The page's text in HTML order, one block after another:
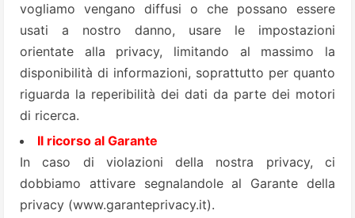
vogliamo vengano diffusi o che possano essere
usati a nostro danno, usare le impostazioni
orientate alla privacy, limitando al massimo la
disponibilità di informazioni, soprattutto per quanto
riguarda la reperibilità dei dati da parte dei motori
di ricerca.
Il ricorso al Garante
In caso di violazioni della nostra privacy, ci
dobbiamo attivare segnalandole al Garante della
privacy (www.garanteprivacy.it).